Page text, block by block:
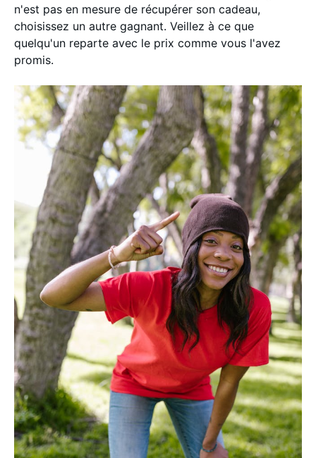
n'est pas en mesure de récupérer son cadeau,
choisissez un autre gagnant. Veillez à ce que
quelqu'un reparte avec le prix comme vous l'avez
promis.